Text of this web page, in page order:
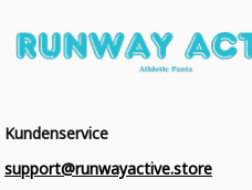
Kundenservice
support@runwayactive.store